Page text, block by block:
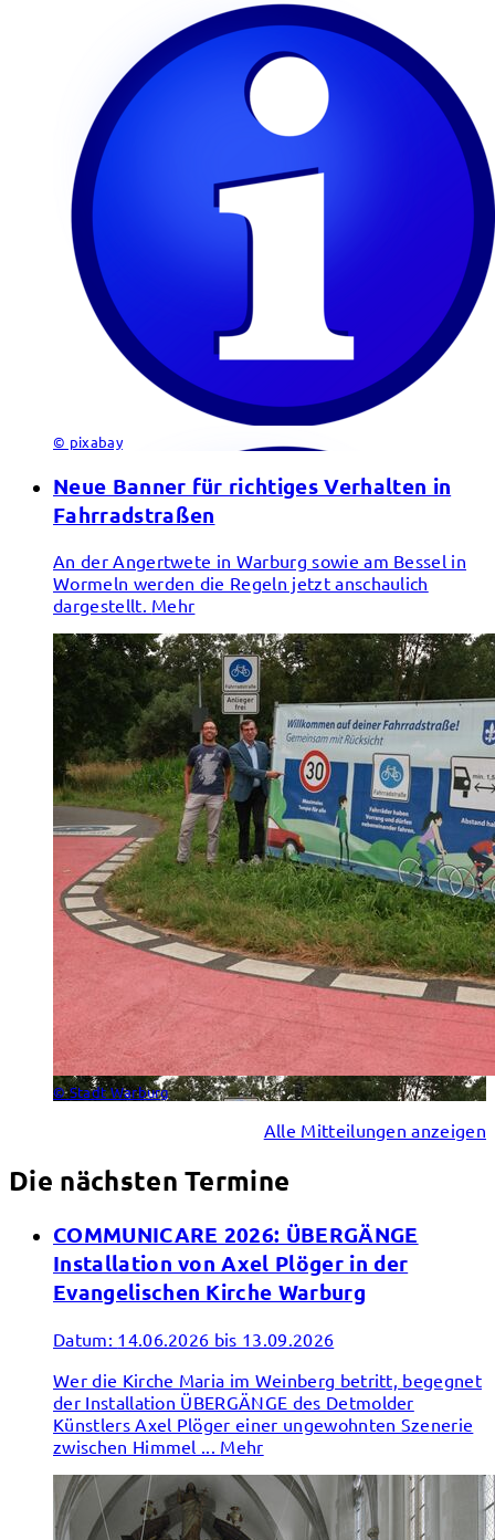
© pixabay
Neue Banner für richtiges Verhalten in
Fahrradstraßen
An der Angertwete in Warburg sowie am Bessel in
Wormeln werden die Regeln jetzt anschaulich
dargestellt. Mehr
© Stadt Warburg
Alle Mitteilungen anzeigen
Die nächsten Termine
COMMUNICARE 2026: ÜBERGÄNGE
Installation von Axel Plöger in der
Evangelischen Kirche Warburg
Datum: 14.06.2026 bis 13.09.2026
Wer die Kirche Maria im Weinberg betritt, begegnet
der Installation ÜBERGÄNGE des Detmolder
Künstlers Axel Plöger einer ungewohnten Szenerie
zwischen Himmel ... Mehr